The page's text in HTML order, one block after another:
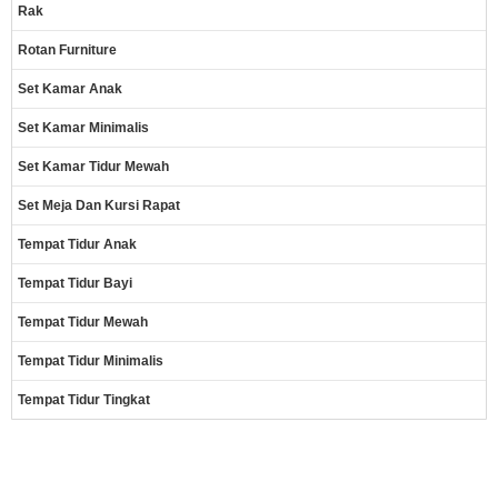
Rak
Rotan Furniture
Set Kamar Anak
Set Kamar Minimalis
Set Kamar Tidur Mewah
Set Meja Dan Kursi Rapat
Tempat Tidur Anak
Tempat Tidur Bayi
Tempat Tidur Mewah
Tempat Tidur Minimalis
Tempat Tidur Tingkat